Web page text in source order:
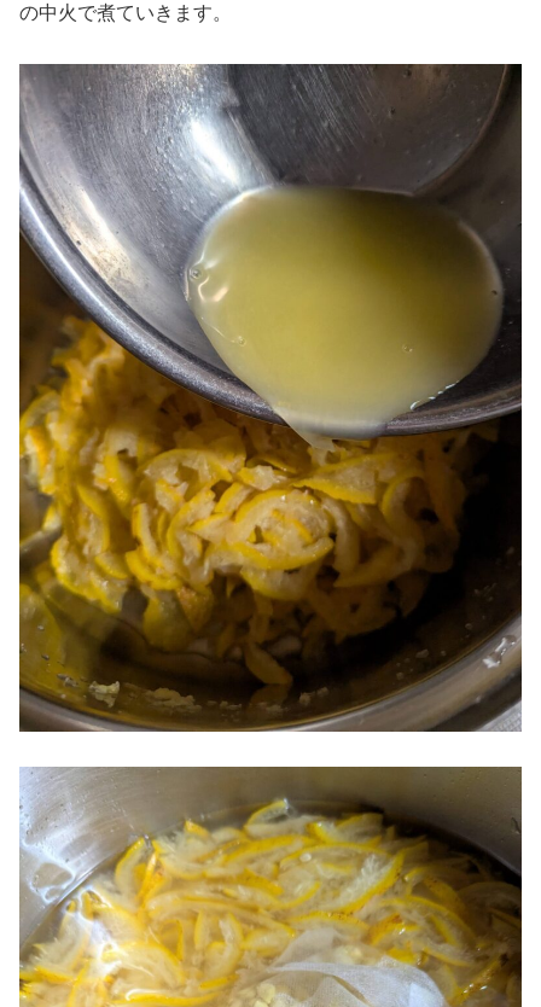
の中火で煮ていきます。